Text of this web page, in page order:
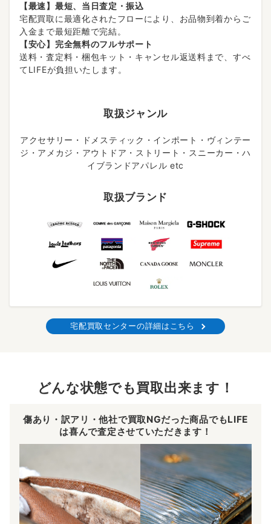
【最速】最短、当日査定・振込
宅配買取に最適化されたフローにより、お品物到着からご
入金まで最短距離で完結。
【安心】完全無料のフルサポート
送料・査定料・梱包キット・キャンセル返送料まで、すべ
てLIFEが負担いたします。
取扱ジャンル
アクセサリー・ドメスティック・インポート・ヴィンテー
ジ・アメカジ・アウトドア・ストリート・スニーカー・ハ
イブランドアパレル etc
取扱ブランド
宅配買取センターの詳細はこちら
どんな状態でも買取出来ます！
傷あり・訳アリ・他社で買取NGだった商品でもLIFE
は喜んで査定させていただきます！